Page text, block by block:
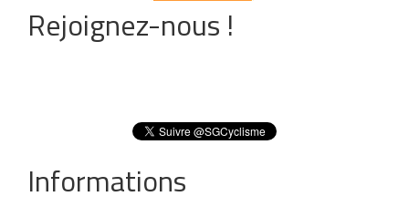
Rejoignez-nous !
Informations